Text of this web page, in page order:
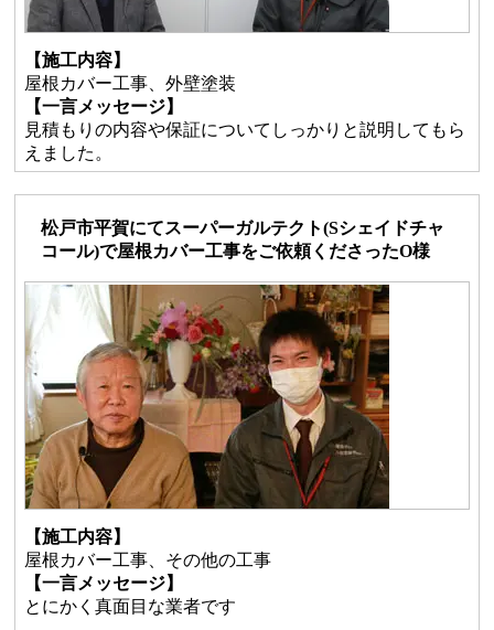
【施工内容】
屋根カバー工事、外壁塗装
【一言メッセージ】
見積もりの内容や保証についてしっかりと説明してもら
えました。
松戸市平賀にてスーパーガルテクト(Sシェイドチャ
コール)で屋根カバー工事をご依頼くださったO様
【施工内容】
屋根カバー工事、その他の工事
【一言メッセージ】
とにかく真面目な業者です